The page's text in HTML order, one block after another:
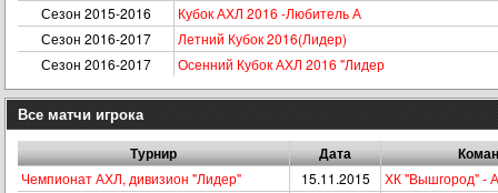
Сезон 2015-2016
Кубок АХЛ 2016 -Любитель А
Сезон 2016-2017
Летний Кубок 2016(Лидер)
Сезон 2016-2017
Осенний Кубок АХЛ 2016 "Лидер
Все матчи игрока
Турнир Дата
Чемпионат АХЛ, дивизион "Лидер" 15.11.2015
ХК "Вышгород" -